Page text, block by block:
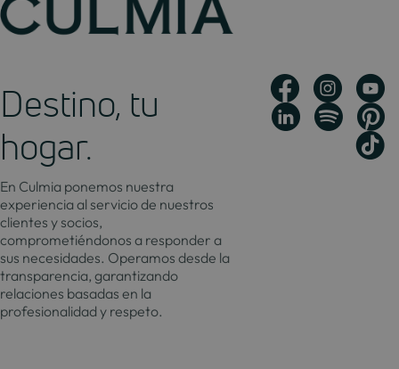
Destino, tu
hogar.
En Culmia ponemos nuestra
experiencia al servicio de nuestros
clientes y socios,
comprometiéndonos a responder a
sus necesidades. Operamos desde la
transparencia, garantizando
relaciones basadas en la
profesionalidad y respeto.